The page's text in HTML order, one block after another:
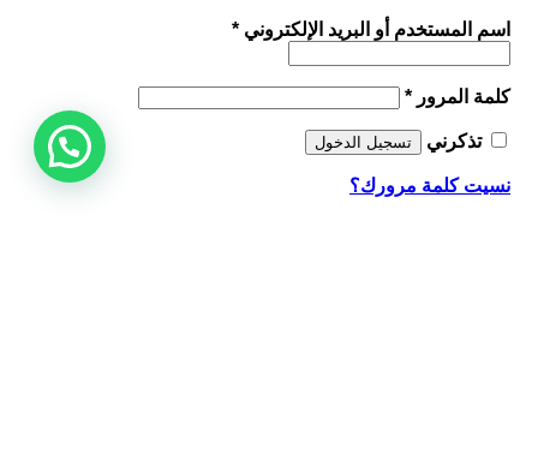
اسم المستخدم أو البريد الإلكتروني *مطلوبة
كلمة المرور *مطلوبة
تذكرني تسجيل الدخول
نسيت كلمة مرورك؟